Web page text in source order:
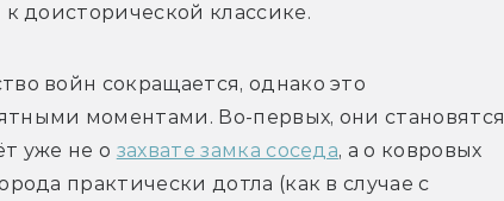
доисторической классике.
войн сокращается, однако это
моментами. Во-первых, они становятся
уже не о захвате замка соседа, а о ковровых
практически дотла (как в случае с